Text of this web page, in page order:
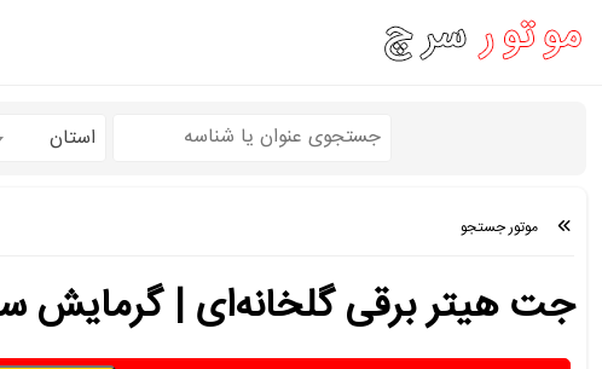
استان
موتور جستجو
جت هیتر برقی گلخانه‌ای | گرمایش